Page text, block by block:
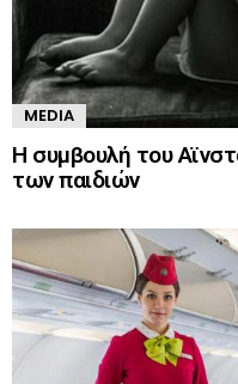
MEDIA
Η συμβουλή του
των παιδιών